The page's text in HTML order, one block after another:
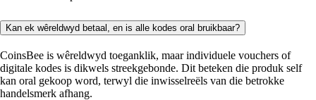
Kan ek wêreldwyd betaal, en is alle kodes oral bruikbaar?
CoinsBee is wêreldwyd toeganklik, maar individuele vouchers of
digitale kodes is dikwels streekgebonde. Dit beteken die produk self
kan oral gekoop word, terwyl die inwisselreëls van die betrokke
handelsmerk afhang.